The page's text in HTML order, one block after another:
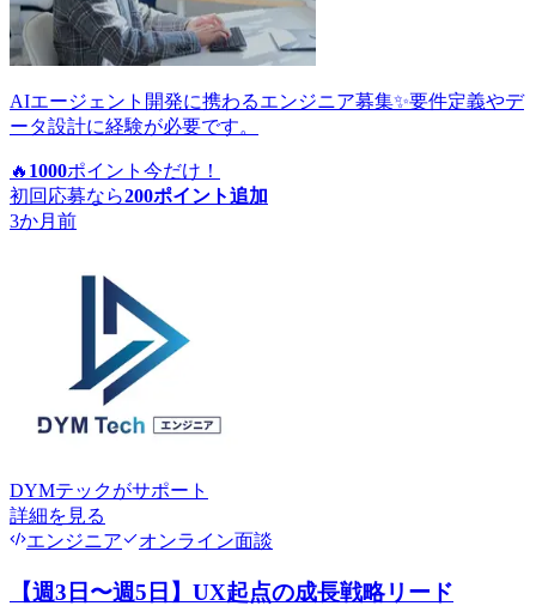
AIエージェント開発に携わるエンジニア募集✨要件定義やデ
ータ設計に経験が必要です。
🔥 1000ポイント 今だけ！
初回応募なら200ポイント追加
3か月前
DYMテックがサポート
詳細を見る
エンジニア
オンライン面談
【週3日〜週5日】UX起点の成長戦略リード